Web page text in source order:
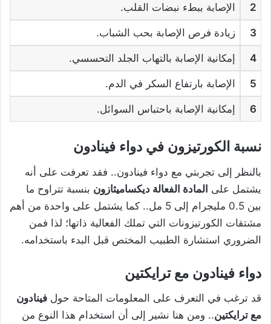
2 الإصابة ببطء نبضات القلب.
3 زيادة فرص الإصابة بحب الشباب.
4 إمكانية الإصابة بالتهاب الجلد التحسسي.
5 الإصابة بارتفاع السكر في الدم.
6 إمكانية الإصابة باحتباس السوائل.
نسبة الكورتيزون في دواء فينادون
بالنظر إلى تجربتي مع دواء فينادون.. فقد تعرفت على أنه
يشتمل على المادة الفعالة ديكساميثازون بنسبة تتراوح ما
بين 0.5 مليجرام إلى 5 مل.. كما يشتمل على واحدة من أهم
مشتقات الكورتيزونات التي تملك الفعالية ذاتها؛ لذا فمن
الضروري استشارة الطبيب المختص قبل البدء باستخدامه.
دواء فينادون مع ترايكتين
قد ترغب في التعرف على المعلومات المتاحة حول فينادون
مع ترايكتين.. ومن هنا نشير إلى أن استخدام هذا النوع من